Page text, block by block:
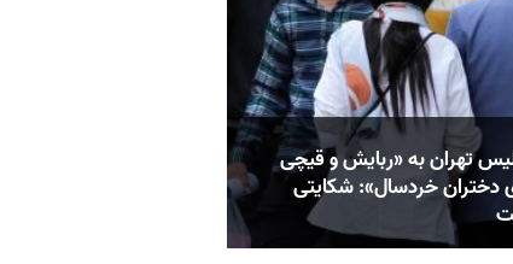
تهران به «ربایش و قیچی
دختران خردسال»: شکایتی